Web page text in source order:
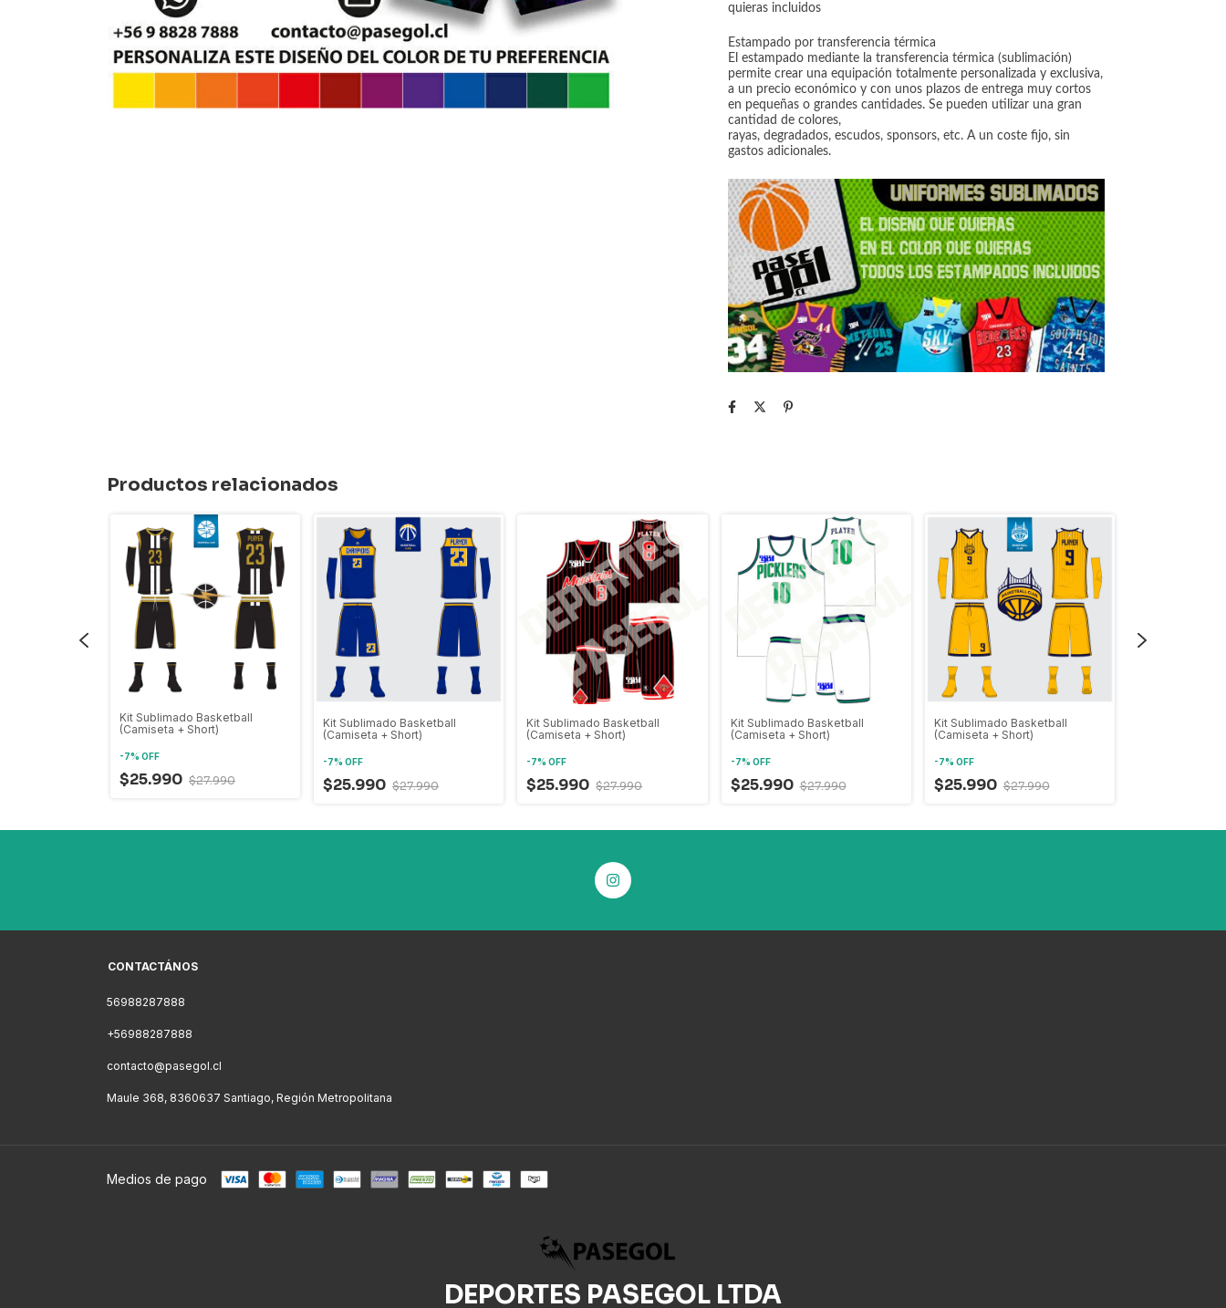
quieras incluidos
Estampado por transferencia térmica
El estampado mediante la transferencia térmica (sublimación)
permite crear una equipación totalmente personalizada y exclusiva,
a un precio económico y con unos plazos de entrega muy cortos
en pequeñas o grandes cantidades. Se pueden utilizar una gran
cantidad de colores,
rayas, degradados, escudos, sponsors, etc. A un coste fijo, sin
gastos adicionales.
Productos relacionados
Kit Sublimado Basketball
(Camiseta + Short)
-7% OFF
$25.990 $27.990
Kit Sublimado Basketball
(Camiseta + Short)
-7%OFF
$25.990 $27.990
Kit Sublimado Basketball
(Camiseta + Short)
-7%OFF
$25.990 $27.990
Kit Sublimado Basketball
(Camiseta + Short)
-7% OFF
$25.990 $27.990
Kit Sublimado Basketball
(Camiseta + Short)
-7% OFF
$25.990 $27.990
CONTACTÁNOS
56988287888
+56988287888
contacto@pasegol.cl
Maule 368, 8360637 Santiago, Región Metropolitana
Medios de pago
DEPORTES PASEGOL LTDA